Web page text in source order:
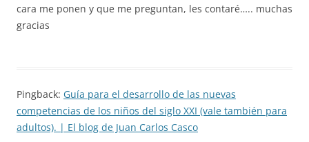
cara me ponen y que me preguntan, les contaré….. muchas
gracias
Pingback: Guía para el desarrollo de las nuevas
competencias de los niños del siglo XXI (vale también para
adultos). | El blog de Juan Carlos Casco